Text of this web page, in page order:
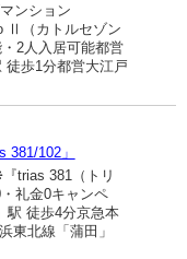
ンション
Ⅱ（カトルセゾン
2人入居可能都営
徒歩1分都営大江戸
381/102」
trias 381（トリ
礼金0キャンペ
駅 徒歩4分京急本
東北線「蒲田」